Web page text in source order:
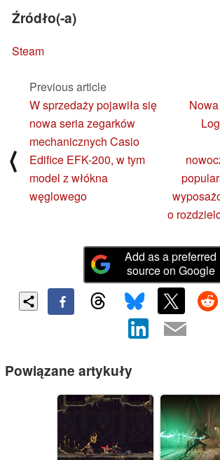
Źródło(-a)
Steam
⟨
Previous article
W sprzedaży pojawiła się
nowa seria zegarków
mechanicznych Casio
Edifice EFK-200, w tym
model z włókna
węglowego
o
Add as a preferred
source on Google
Powiązane artykuły